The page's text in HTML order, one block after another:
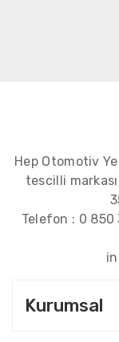
Hep Otomotiv
tescilli
Telefon : 0 850
Kurumsal